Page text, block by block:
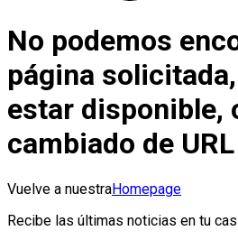
No podemos
página
estar disponible,
cambiado de URL
Vuelve a nuestraHomepage
Recibe las últimas noticias en tu